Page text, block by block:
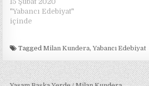
"Yabancı Edebiyat"
içinde
TaggedMilan Kundera,Yabancı Edebiyat